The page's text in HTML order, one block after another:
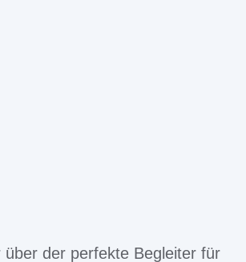
der perfekte Begleiter für